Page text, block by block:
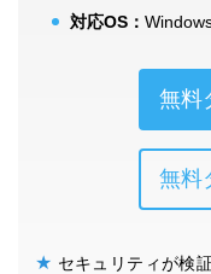
対応OS：
無料
無料
★ セキュリティが